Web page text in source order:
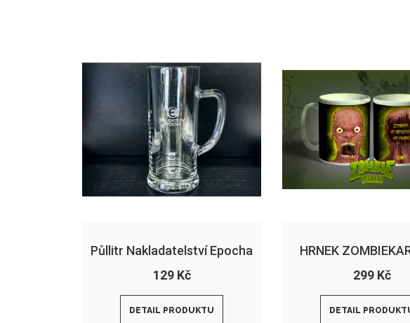
Půllitr Nakladatelství Epocha
129 Kč
DETAIL PRODUKTU
HRNEK
299 Kč
DETAIL